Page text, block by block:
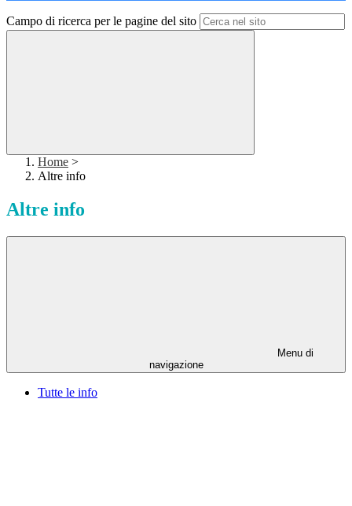
Campo di ricerca per le pagine del sito
Home >
Altre info
Altre info
Menu di
navigazione
Tutte le info